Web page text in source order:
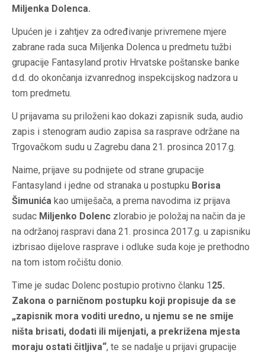
Miljenka Dolenca.
Upućen je i zahtjev za određivanje privremene mjere
zabrane rada suca Miljenka Dolenca u predmetu tužbi
grupacije Fantasyland protiv Hrvatske poštanske banke
d.d. do okončanja izvanrednog inspekcijskog nadzora u
tom predmetu.
U prijavama su priloženi kao dokazi zapisnik suda, audio
zapis i stenogram audio zapisa sa rasprave održane na
Trgovačkom sudu u Zagrebu dana 21. prosinca 2017.g.
Naime, prijave su podnijete od strane grupacije
Fantasyland i jedne od stranaka u postupku Borisa
Šimunića kao umiješača, a prema navodima iz prijava
sudac Miljenko Dolenc zlorabio je položaj na način da je
na održanoj raspravi dana 21. prosinca 2017.g. u zapisniku
izbrisao dijelove rasprave i odluke suda koje je prethodno
na tom istom ročištu donio.
Time je sudac Dolenc postupio protivno članku 1 25.
Zakona o parničnom postupku koji propisuje da se
„zapisnik mora voditi uredno, u njemu se ne smije
ništa brisati, dodati ili mijenjati, a prekrižena mjesta
moraju ostati čitljiva“, te se nadalje u prijavi grupacije